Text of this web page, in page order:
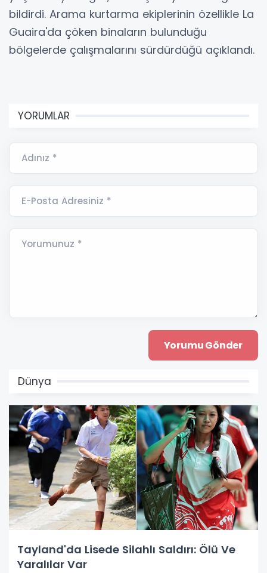
bildirdi. Arama kurtarma ekiplerinin özellikle La
Guaira'da çöken binaların bulunduğu
bölgelerde çalışmalarını sürdürdüğü açıklandı.
YORUMLAR
Adınız *
E-Posta Adresiniz *
Yorumunuz *
Dünya
Tayland'da Lisede Silahlı Saldırı: Ölü Ve
Yaralılar Var